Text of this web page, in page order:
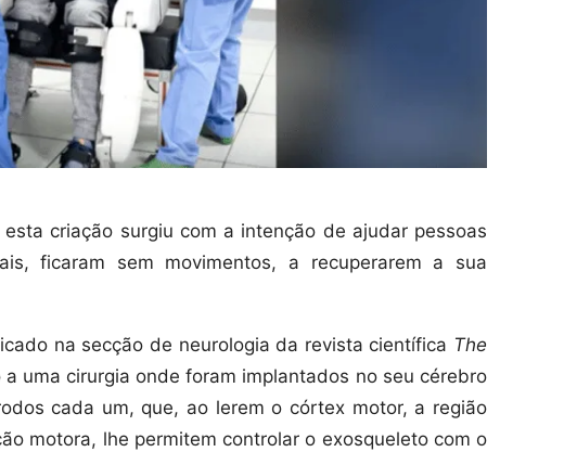
criação surgiu com a intenção de ajudar pessoas
ficaram sem movimentos, a recuperarem a sua
na secção de neurologia da revista científica The
uma cirurgia onde foram implantados no seu cérebro
cada um, que, ao lerem o córtex motor, a região
motora, lhe permitem controlar o exosqueleto com o